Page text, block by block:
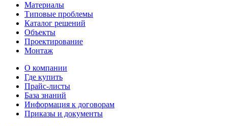
Материалы
Типовые проблемы
Каталог решений
Объекты
Проектирование
Монтаж
О компании
Где купить
Прайс-листы
База знаний
Информация к договорам
Приказы и документы